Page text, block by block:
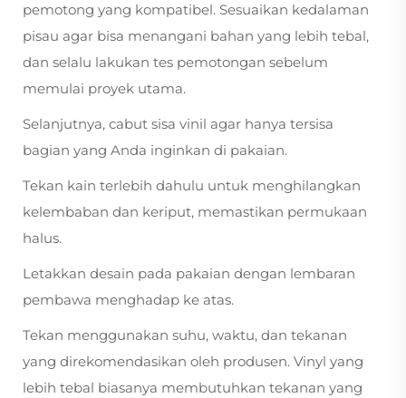
pemotong yang kompatibel. Sesuaikan kedalaman
pisau agar bisa menangani bahan yang lebih tebal,
dan selalu lakukan tes pemotongan sebelum
memulai proyek utama.
Selanjutnya, cabut sisa vinil agar hanya tersisa
bagian yang Anda inginkan di pakaian.
Tekan kain terlebih dahulu untuk menghilangkan
kelembaban dan keriput, memastikan permukaan
halus.
Letakkan desain pada pakaian dengan lembaran
pembawa menghadap ke atas.
Tekan menggunakan suhu, waktu, dan tekanan
yang direkomendasikan oleh produsen. Vinyl yang
lebih tebal biasanya membutuhkan tekanan yang